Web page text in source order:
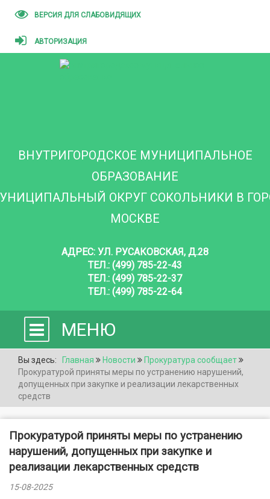
ВЕРСИЯ ДЛЯ СЛАБОВИДЯЩИХ
АВТОРИЗАЦИЯ
ВНУТРИГОРОДСКОЕ МУНИЦИПАЛЬНОЕ
ОБРАЗОВАНИЕ
ОКРУГ СОКОЛЬНИКИ В
МОСКВЕ
АДРЕС: УЛ. РУСАКОВСКАЯ, Д.28
ТЕЛ.: (499) 785-22-43
ТЕЛ.: (499) 785-22-37
ТЕЛ.: (499) 785-22-64
МЕНЮ
Вы здесь: Главная Новости
Прокуратура сообщает
Прокуратурой приняты меры по устранению нарушений,
допущенных при закупке и реализации лекарственных
средств
Прокуратурой приняты меры по устранению
нарушений, допущенных при закупке и
реализации лекарственных средств
15-08-2025